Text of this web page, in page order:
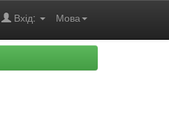
Мова
Вхід: